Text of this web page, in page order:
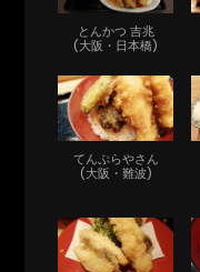
とんかつ 吉兆
(大阪・日本橋)
てんぷらやさん
(大阪・難波)